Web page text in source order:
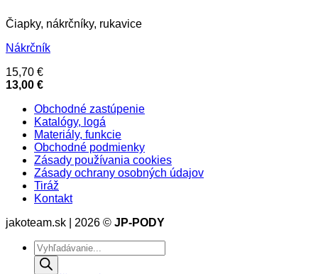
Čiapky, nákrčníky, rukavice
Nákrčník
15,70 €
13,00 €
Obchodné zastúpenie
Katalógy, logá
Materiály, funkcie
Obchodné podmienky
Zásady používania cookies
Zásady ochrany osobných údajov
Tiráž
Kontakt
jakoteam.sk | 2026 © JP-PODY
Products
search